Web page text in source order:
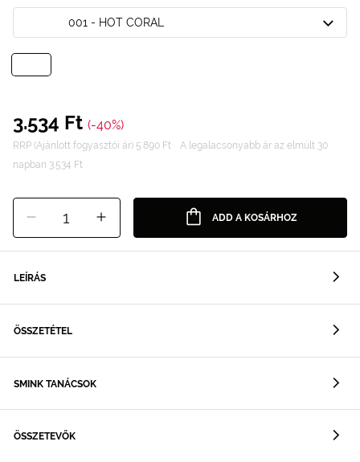
001 - HOT CORAL
3.534 Ft (-40%)
RRP (Ajánlott fogyasztói ár) 5.890 Ft
A legalacsonyabb ár az elmúlt 30
napban 3.534 Ft
1 ADD A KOSÁRHOZ
LEÍRÁS
ÖSSZETÉTEL
SMINK TANÁCSOK
ÖSSZETEVŐK